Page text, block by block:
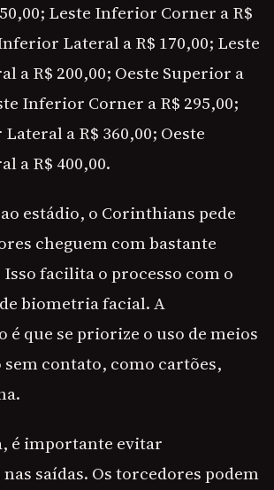
Leste Inferior Corner a R$
Lateral a R$ 170,00; Leste
a R$ 200,00; Oeste Superior a
Inferior Corner a R$ 295,00;
a R$ 360,00; Oeste
a R$ 400,00.
estádio, o Corinthians pede
cheguem com bastante
facilita o processo com o
biometria facial. A
é que se priorize o uso de meios
sem contato, como cartões,
é importante evitar
saídas. Os torcedores podem